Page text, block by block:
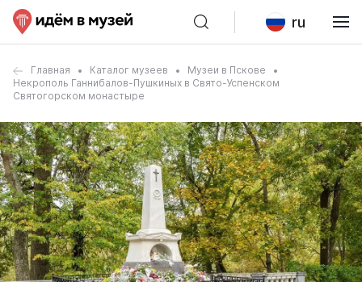
ru
Главная Каталог музеев
Музеи в Пскове
Некрополь Ганнибалов-Пушкиных в Свято-Успенском
Святогорском монастыре